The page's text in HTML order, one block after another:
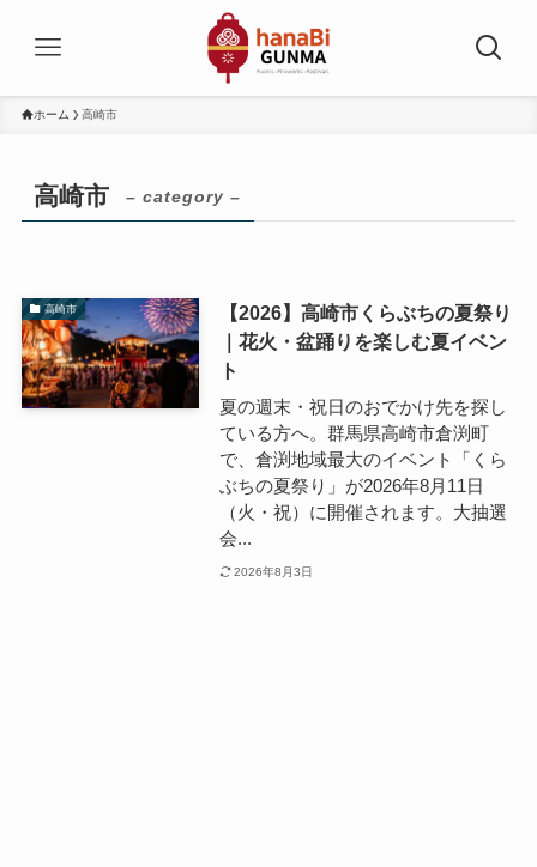
ホーム 高崎市
高崎市 – category –
高崎市
【2026】高崎市くらぶちの夏祭り
｜花火・盆踊りを楽しむ夏イベン
ト
夏の週末・祝日のおでかけ先を探し
ている方へ。群馬県高崎市倉渕町
で、倉渕地域最大のイベント「くら
ぶちの夏祭り」が2026年8月11日
（火・祝）に開催されます。大抽選
会...
2026年8月3日